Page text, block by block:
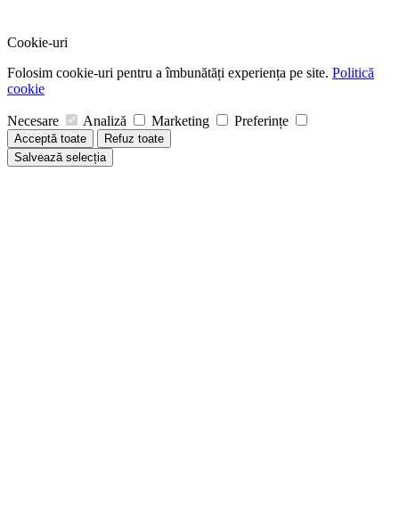
Cookie-uri
Folosim cookie-uri pentru a îmbunătăți experiența pe site. Politică
cookie
Necesare Analiză Marketing Preferințe
Acceptă toate
Refuz toate
Salvează selecția